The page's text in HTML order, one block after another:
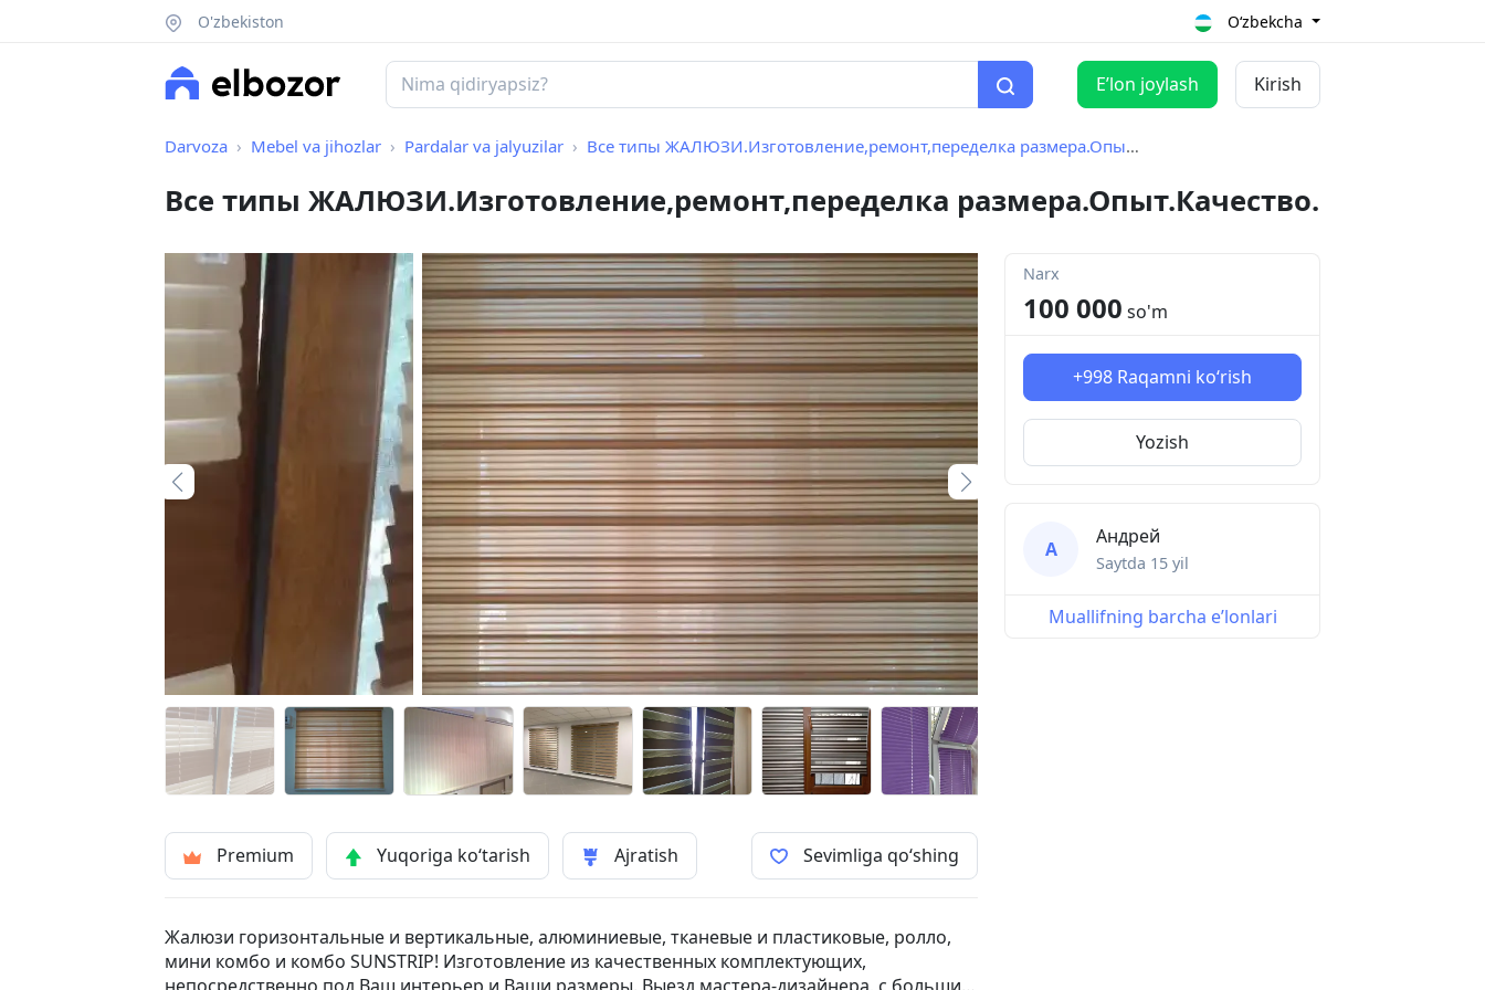
O'zbekiston O‘zbekcha
Eʼlon joylash Kirish
Darvoza Mebel va jihozlar Pardalar va jalyuzilar Все типы ЖАЛЮЗИ.Изготовление,ремонт,переделка размера.Опыт.Качество.
Все типы ЖАЛЮЗИ.Изготовление,ремонт,переделка размера.Опыт.Качество.
Premium Yuqoriga ko‘tarish Ajratish Sevimliga qo‘shing
Жалюзи горизонтальные и вертикальные, алюминиевые, тканевые и пластиковые, ролло,
мини комбо и комбо SUNSTRIP! Изготовление из качественных комплектующих,
Narx
100 000 so'm
+998 Raqamni ko‘rish
Yozish
А
Андрей
Saytda 15 yil
Muallifning barcha eʼlonlari